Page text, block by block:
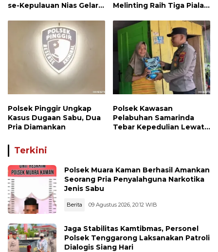
se-Kepulauan Nias Gelar
Melinting Raih Tiga Piala
Championship, Lampung
Timur
Polsek Pinggir Ungkap
Kasus Dugaan Sabu, Dua
Pria Diamankan
Polsek Kawasan
Pelabuhan Samarinda
Tebar Kepedulian Lewat
Terkini
Polsek Muara Kaman Berhasil Amankan
Seorang Pria Penyalahguna Narkotika
Jenis Sabu
Berita 09 Agustus 2026, 20:12 WIB
Jaga Stabilitas Kamtibmas, Personel
Polsek Tenggarong Laksanakan Patroli
Dialogis Siang Hari